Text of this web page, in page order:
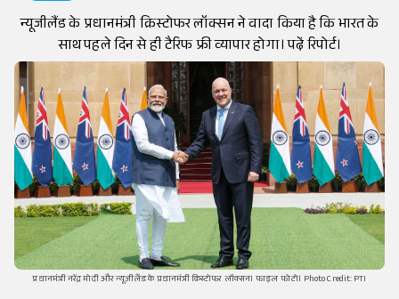
न्यूजीलैंड के प्रधानमंत्री क्रिस्टोफर लॉक्सन ने वादा किया है कि भारत के
साथ पहले दिन से ही टैरिफ फ्री व्यापार होगा। पढे़ं रिपोर्ट।
प्रधानमंत्री नरेंद्र मोदी और न्यूजीलैंड के प्रधानमंत्री क्रिस्टोफर लॉक्सन। फाइल फोटो। Photo Credit: PTI